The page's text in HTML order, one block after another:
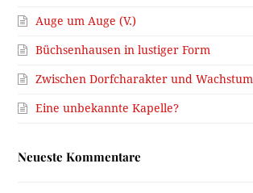
Auge um Auge (V.)
Büchsenhausen in lustiger Form
Zwischen Dorfcharakter und Wachstum
Eine unbekannte Kapelle?
Neueste Kommentare